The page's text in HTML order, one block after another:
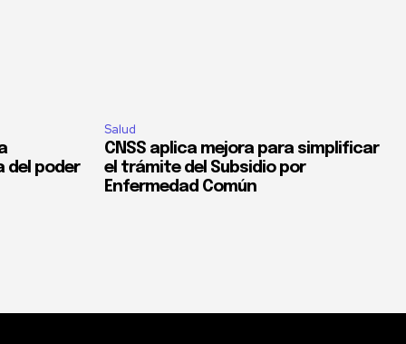
del poder
Salud
CNSS aplica mejora para simplificar
el trámite del Subsidio por
Enfermedad Común